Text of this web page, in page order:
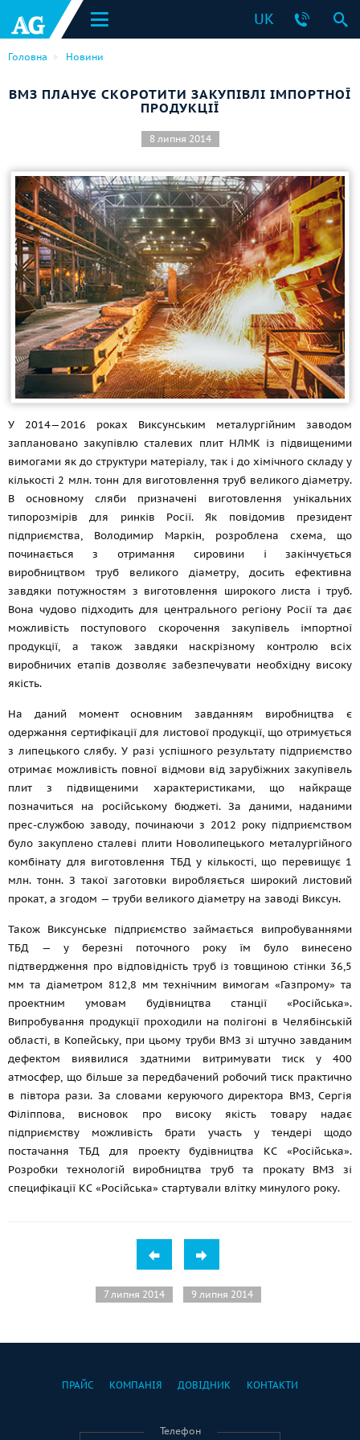
UK
Головна Новини
ВМЗ ПЛАНУЄ СКОРОТИТИ ЗАКУПІВЛІ ІМПОРТНОЇ
ПРОДУКЦІЇ
8 липня 2014
У 2014—2016 роках Виксунським металургійним заводом
заплановано закупівлю сталевих плит НЛМК із підвищеними
вимогами як до структури матеріалу, так і до хімічного складу у
кількості 2 млн. тонн для виготовлення труб великого діаметру.
В основному сляби призначені виготовлення унікальних
типорозмірів для ринків Росії. Як повідомив президент
підприємства, Володимир Маркін, розроблена схема, що
починається з отримання сировини і закінчується
виробництвом труб великого діаметру, досить ефективна
завдяки потужностям з виготовлення широкого листа і труб.
Вона чудово підходить для центрального регіону Росії та дає
можливість поступового скорочення закупівель імпортної
продукції, а також завдяки наскрізному контролю всіх
виробничих етапів дозволяє забезпечувати необхідну високу
якість.
На даний момент основним завданням виробництва є
одержання сертифікації для листової продукції, що отримується
з липецького слябу. У разі успішного результату підприємство
отримає можливість повної відмови від зарубіжних закупівель
плит з підвищеними характеристиками, що найкраще
позначиться на російському бюджеті. За даними, наданими
прес-службою заводу, починаючи з 2012 року підприємством
було закуплено сталеві плити Новолипецького металургійного
комбінату для виготовлення ТБД у кількості, що перевищує 1
млн. тонн. З такої заготовки виробляється широкий листовий
прокат, а згодом — труби великого діаметру на заводі Виксун.
Також Виксунське підприємство займається випробуваннями
ТБД — у березні поточного року їм було винесено
підтвердження про відповідність труб із товщиною стінки 36,5
мм та діаметром 812,8 мм технічним вимогам «Газпрому» та
проектним умовам будівництва станції «Російська».
Випробування продукції проходили на полігоні в Челябінській
області, в Копейську, при цьому труби ВМЗ зі штучно завданим
дефектом виявилися здатними витримувати тиск у 400
атмосфер, що більше за передбачений робочий тиск практично
в півтора рази. За словами керуючого директора ВМЗ, Сергія
Філіппова, висновок про високу якість товару надає
підприємству можливість брати участь у тендері щодо
постачання ТБД для проекту будівництва КС «Російська».
Розробки технологій виробництва труб та прокату ВМЗ зі
специфікації КС «Російська» стартували влітку минулого року.
7 липня 2014 9 липня 2014
ПРАЙС КОМПАНІЯ ДОВІДНИК КОНТАКТИ
Телефон